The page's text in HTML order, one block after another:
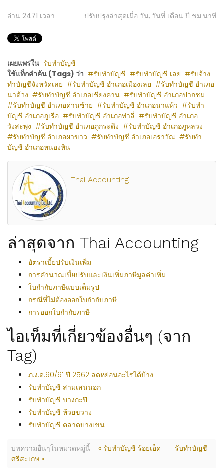
อ่าน 2471 เวลา ปรับปรุงล่าสุดเมื่อ วัน, วันที่ เดือน ปี ชม:นาที
เผยแพร่ใน รับทำบัญชี
ใช้แท็กคำค้น (Tags) ว่า
รับทำบัญชี รับทำบัญชี เลย
รับจ้าง
ทำบัญชีจังหวัดเลย
รับทำบัญชี อำเภอเมืองเลย
รับทำบัญชี อำเภอ
นาด้วง
รับทำบัญชี อำเภอเชียงคาน
รับทำบัญชี อำเภอปากชม
รับทำบัญชี อำเภอด่านซ้าย
รับทำบัญชี อำเภอนาแห้ว
รับทำ
บัญชี อำเภอภูเรือ
รับทำบัญชี อำเภอท่าลี่
รับทำบัญชี อำเภอ
วังสะพุง
รับทำบัญชี อำเภอภูกระดึง
รับทำบัญชี อำเภอภูหลวง
รับทำบัญชี อำเภอผาขาว
รับทำบัญชี อำเภอเอราวัณ
รับทำ
บัญชี อำเภอหนองหิน
Thai Accounting
ล่าสุดจาก Thai Accounting
อัตราเบี้ยปรับเงินเพิ่ม
การคำนวณเบี้ยปรับและเงินเพิ่มภาษีมูลค่าเพิ่ม
ใบกำกับภาษีแบบเต็มรูป
กรณีที่ไม่ต้องออกใบกำกับภาษี
การออกใบกำกับภาษี
ไอเท็มที่เกี่ยวข้องอื่นๆ (จาก
Tag)
ภ.ง.ด.90/91 ปี 2562 ลดหย่อนอะไรได้บ้าง
รับทำบัญชี สามเสนนอก
รับทำบัญชี บางกะปิ
รับทำบัญชี ห้วยขวาง
รับทำบัญชี ตลาดบางเขน
บทความอื่นๆในหมวดหมู่นี้ « รับทำบัญชี ร้อยเอ็ด
รับทำบัญชี
ศรีสะเกษ »